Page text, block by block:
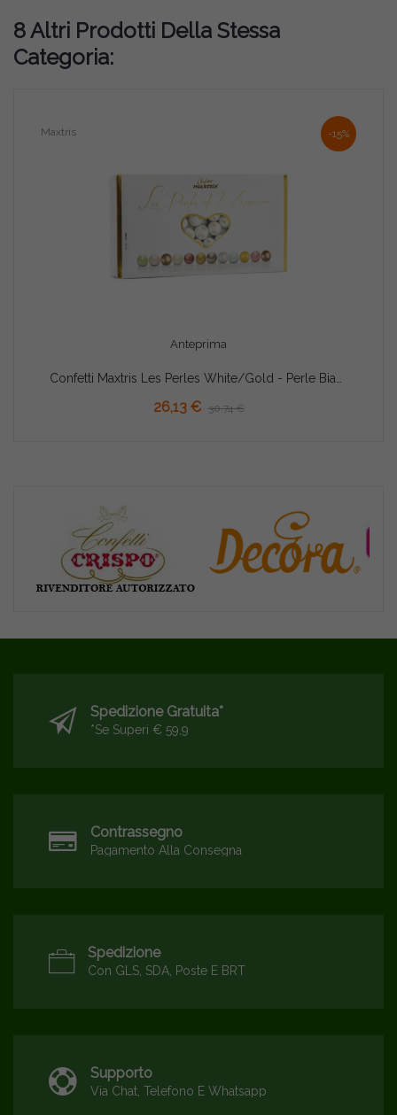
8 Altri Prodotti Della Stessa
Categoria:
-15%
Anteprima
Maxtris
Confetti Maxtris Les Perles White/Gold - Perle Bianche/Oro
26,13 € 30,74 €
Spedizione Gratuita*
*se Superi € 59,9
Contrassegno
Pagamento Alla Consegna
Spedizione
Con GLS, SDA, Poste E BRT
Supporto
Via Chat, Telefono E Whatsapp